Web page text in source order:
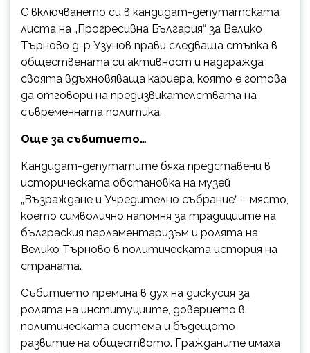
С включването си в кандидат-депутатската
листа на „Прогресивна България“ за Велико
Търново д-р Узунов прави следваща стъпка в
обществената си активност и надгражда
своята вдъхновяваща кариера, която е готова
да отговори на предизвикателствата на
съвременната политика.
Още за събитието…
Кандидат-депутатите бяха представени в
историческата обстановка на музей
„Възраждане и Учредително събрание“ – място,
което символично напомня за традициите на
бълграския парламентаризъм и ролята на
Велико Търново в политическата история на
страната.
Събитието премина в дух на дискусия за
ролята на институциите, доверието в
политическата система и бъдещото
развитие на обществото. Гражданите имаха